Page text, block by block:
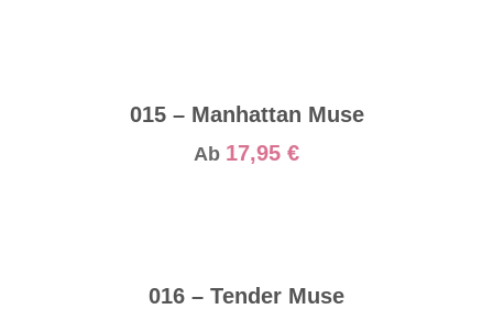
015 – Manhattan Muse
Ab 17,95 €
016 – Tender Muse